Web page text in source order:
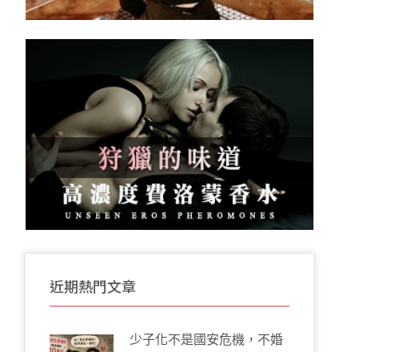
近期熱門文章
少子化不是國安危機，不婚